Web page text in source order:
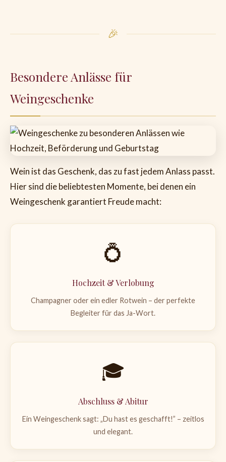
🎉
Besondere Anlässe für
Weingeschenke
Wein ist das Geschenk, das zu fast jedem Anlass passt.
Hier sind die beliebtesten Momente, bei denen ein
Weingeschenk garantiert Freude macht:
💍
Hochzeit & Verlobung
Champagner oder ein edler Rotwein – der perfekte
Begleiter für das Ja-Wort.
🎓
Abschluss & Abitur
Ein Weingeschenk sagt: „Du hast es geschafft!” – zeitlos
und elegant.